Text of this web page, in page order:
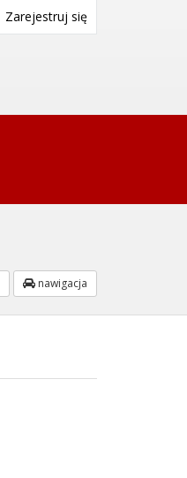
Zarejestruj się
nawigacja